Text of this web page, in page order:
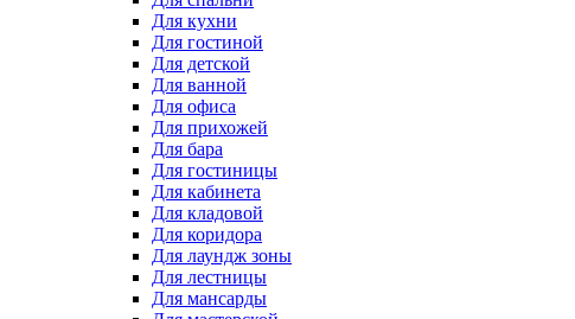
Для кухни
Для гостиной
Для детской
Для ванной
Для офиса
Для прихожей
Для бара
Для гостиницы
Для кабинета
Для кладовой
Для коридора
Для лаундж зоны
Для лестницы
Для мансарды